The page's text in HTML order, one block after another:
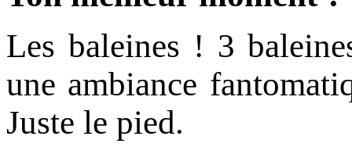
Les baleines ! 3
une ambiance
Juste le pied.